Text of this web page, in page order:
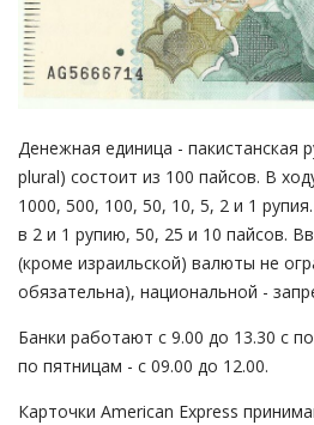
Денежная единица - пакистанская
plural) состоит из 100 пайсов. В
1000, 500, 100, 50, 10, 5, 2 и 1
в 2 и 1 рупию, 50, 25 и 10 пайсов.
(кроме израильской) валюты не
обязательна), национальной -
Банки работают с 9.00 до 13.30 с
по пятницам - с 09.00 до 12.00.
Карточки American Express